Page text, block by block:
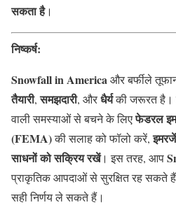
सकता है।
निष्कर्ष:
Snowfall in Americaऔर बर्फीले
तैयारी,समझदारी, औरधैर्यकी जरूरत है।
वाली समस्याओं से बचने के लिएफेडरल
(FEMA)की सलाह को फॉलो करें,
साधनों को सक्रिय रखें। इस तरह, आप
प्राकृतिक आपदाओं से सुरक्षित रह सकते
सही निर्णय ले सकते हैं।